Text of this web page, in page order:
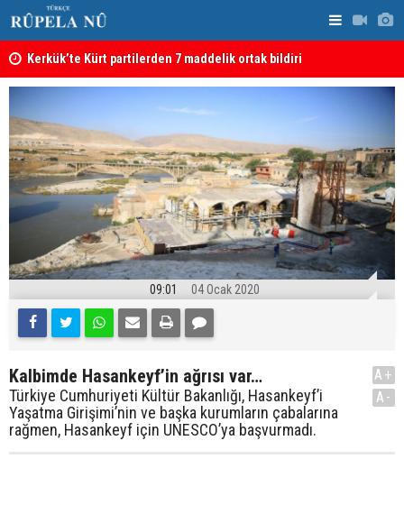
Kerkük’te Kürt partilerden 7 maddelik ortak bildiri
09:01 04 Ocak 2020
Kalbimde Hasankeyf’in ağrısı var…
Türkiye Cumhuriyeti Kültür Bakanlığı, Hasankeyf’i
Yaşatma Girişimi’nin ve başka kurumların çabalarına
rağmen, Hasankeyf için UNESCO’ya başvurmadı.
A+
A-